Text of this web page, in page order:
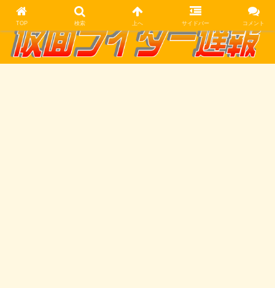
TOP 検索 上へ サイドバー コメント